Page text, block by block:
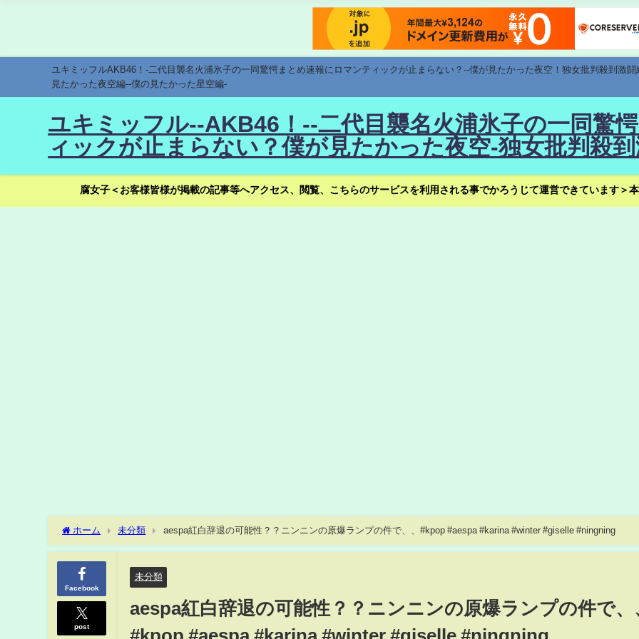
ユキミッフルAKB46！-二代目襲名火浦氷子の一同驚愕まとめ速報にロマンティックが止まらない？--僕が見たかった夜空！独女批判殺到激
見たかった夜空編--僕の見たかった星空編-
ユキミッフル--AKB46！--二代目襲名火浦氷子の一同驚
ィックが止まらない？僕が見たかった夜空-独女批判殺
腐女子＜お客様皆様が掲載の記事等へアクセス、閲覧、こちらのサービスを利用される事でかろうじて運営できています＞
ホーム 未分類 aespa紅白辞退の可能性？？ニンニンの原爆ランプの件で、、#kpop #aespa #karina #winter #giselle #ningning
Facebook
post
未分類
aespa紅白辞退の可能性？？ニンニンの原爆ランプの件で、